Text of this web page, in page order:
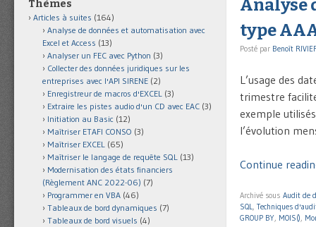
Analyse
type
Posté par Benoît
L’usage des
trimestre
exemple
l’évolution
Continue
Archivé sous Audit de
SQL, Techniques
GROUP BY, MOIS(),
Thèmes
Articles à suites (164)
Analyse de données et automatisation avec
Excel et Access (13)
Analyser un FEC avec Python (3)
Collecter des données juridiques sur les
entreprises avec l'API SIRENE (2)
Enregistreur de macros d'EXCEL (3)
Extraire les pistes audio d'un CD avec EAC (3)
Initiation au Basic (12)
Maîtriser ETAFI CONSO (3)
Maîtriser EXCEL (65)
Maîtriser le langage de requête SQL (13)
Modernisation des états financiers
(Règlement ANC 2022-06) (7)
Programmer en VBA (46)
Tableaux de bord dynamiques (7)
Tableaux de bord visuels (4)